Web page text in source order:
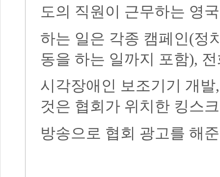
도의 직원이 근무하는 영
하는 일은 각종 캠페인(정
동을 하는 일까지 포함),
시각장애인 보조기기 개
것은 협회가 위치한 킹스
방송으로 협회 광고를 해